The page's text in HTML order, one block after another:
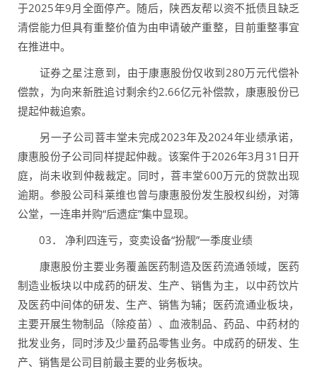
于2025年9月全面停产。随后，陕西友帮以资不抵债且缺乏
清偿能力但具有重整价值为由申请破产重整，目前重整事宜
在推进中。
证券之星注意到，由于康惠股份仅收到280万元代偿补
偿款，为向来新胜追讨剩余约2.66亿元补偿款，康惠股份已
提起仲裁追索。
另一子公司菩丰堂未完成2023年及2024年业绩承诺，
康惠股份子公司同样提起仲裁。该案件于2026年3月31日开
庭，尚未收到仲裁裁定。同时，菩丰堂600万元的贷款出现
逾期。参股公司科莱维也曾与康惠股份发生股权纠纷，对簿
公堂，一连串并购“后遗症”集中显现。
03． 净利四连亏，变卖设备“扮靓”一季度业绩
康惠股份主要业务覆盖医药制造及医药流通领域，医药
制造业板块以中成药的研发、生产、销售为主，以中药饮片
及医药中间体的研发、生产、销售为辅；医药流通业板块，
主要开展生物制品（除疫苗）、血液制品、药品、中药材的
批发业务，同时涉及少量药品零售业务。中成药的研发、生
产、销售是公司目前最主要的业务板块。